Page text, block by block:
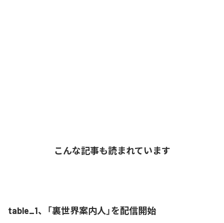
こんな記事も読まれています
table_1、「裏世界案内人」を配信開始